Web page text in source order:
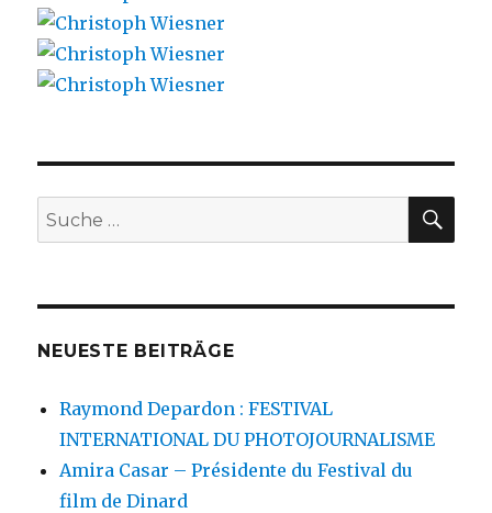
Suche
nach:
NEUESTE BEITRÄGE
Raymond Depardon : FESTIVAL
INTERNATIONAL DU PHOTOJOURNALISME
Amira Casar – Présidente du Festival du
film de Dinard